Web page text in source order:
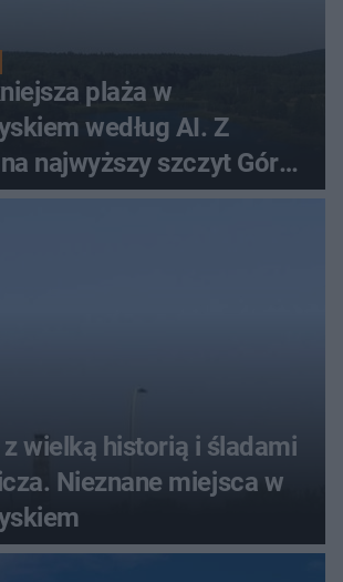
plaża w
według AI. Z
najwyższy szczyt Gór
z wielką historią i śladami
Nieznane miejsca w